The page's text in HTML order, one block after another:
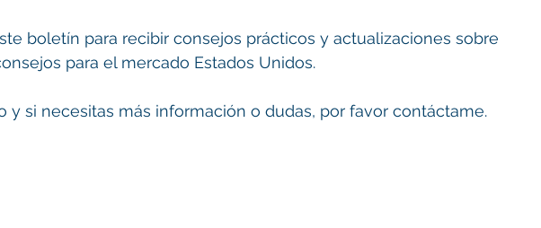
boletín para recibir consejos prácticos y actualizaciones sobre
para el mercado Estados Unidos.
y si necesitas más información o dudas, por favor contáctame.